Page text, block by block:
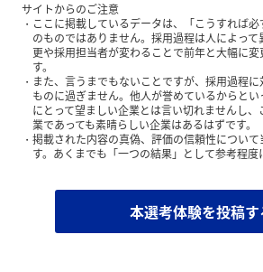
サイトからのご注意
ここに掲載しているデータは、「こうすれば
のものではありません。採用過程は人によっ
更や採用担当者が変わることで前年と大幅に
す。
また、言うまでもないことですが、採用過程
ものに過ぎません。他人が誉めているからと
にとって望ましい企業とは言い切れませんし
業であっても素晴らしい企業はあるはずです。
掲載された内容の真偽、評価の信頼性につい
す。あくまでも「一つの結果」として参考程度
本選考体験を投稿す